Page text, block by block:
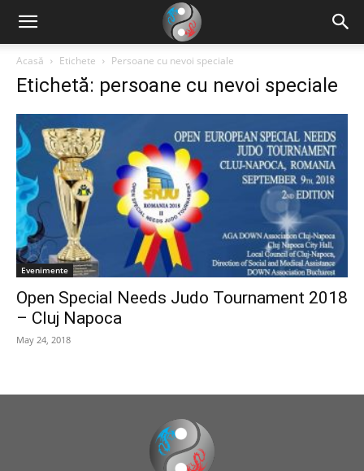
Acasă Etichete Persoane cu nevoi speciale
Etichetă: persoane cu nevoi speciale
Evenimente
Open Special Needs Judo Tournament 2018
– Cluj Napoca
May 24, 2018